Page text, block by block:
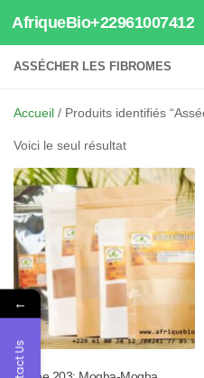
Au dessous du contenu
AfriqueBio+22961007412
ASSÉCHER LES FIBROMES
Accueil / Produits identifiés
Voici le seul résultat
←